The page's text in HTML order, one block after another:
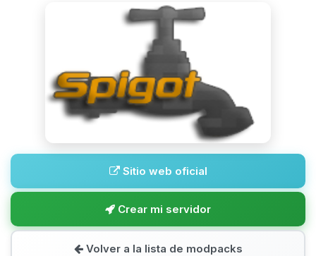
Sitio web oficial
Crear mi servidor
Volver a la lista de modpacks